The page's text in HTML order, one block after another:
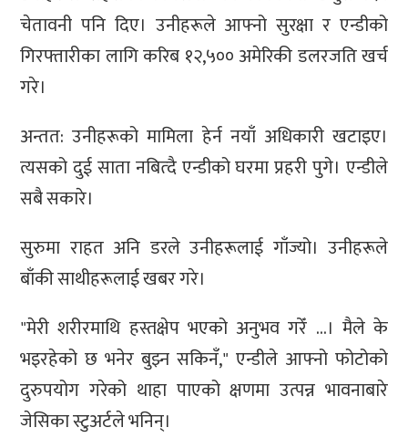
चेतावनी पनि दिए। उनीहरूले आफ्नो सुरक्षा र एन्डीको
गिरफ्तारीका लागि करिब १२,५०० अमेरिकी डलरजति खर्च
गरे।
अन्तत: उनीहरूको मामिला हेर्न नयाँ अधिकारी खटाइए।
त्यसको दुई साता नबित्दै एन्डीको घरमा प्रहरी पुगे। एन्डीले
सबै सकारे।
सुरुमा राहत अनि डरले उनीहरूलाई गाँज्यो। उनीहरूले
बाँकी साथीहरूलाई खबर गरे।
"मेरी शरीरमाथि हस्तक्षेप भएको अनुभव गरेँ …। मैले के
भइरहेको छ भनेर बुझ्न सकिनँ," एन्डीले आफ्नो फोटोको
दुरुपयोग गरेको थाहा पाएको क्षणमा उत्पन्न भावनाबारे
जेसिका स्टुअर्टले भनिन्।